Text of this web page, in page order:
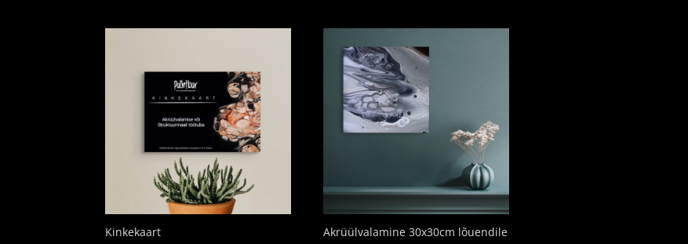
Kinkekaart Akrüülvalamine 30x30cm lõuendile